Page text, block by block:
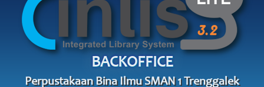
BACKOFFICE
Perpustakaan Bina Ilmu SMAN 1 Trenggalek